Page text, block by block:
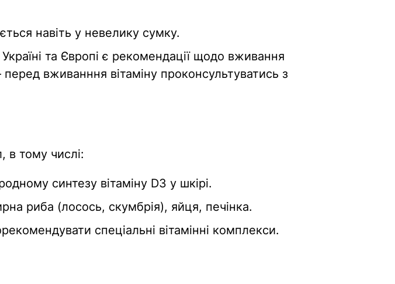
навіть у невелику сумку.
та Європі є рекомендації щодо вживання
вживанння вітаміну проконсультуватись з
в тому числі:
синтезу вітаміну D3 у шкірі.
риба (лосось, скумбрія), яйця, печінка.
спеціальні вітамінні комплекси.